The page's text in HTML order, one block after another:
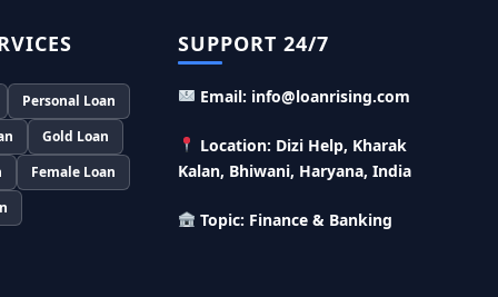
लाख का लोन, केवल 8% देना होगा ब्याज
Murgi Palan Loan Yojana: मुर्गी पालन करने के
लिए ले सकते है पुरे 9 लाख तक का लोन, मिलती है तगड़ी
सब्सिडी
PM Dhan Dhanya Kirshi Loan Scheme: अब
5 लाख तक लोन, सिर्फ 4% लगेगा ब्याज
Personal Loan
Gold Loan
Female Loan
SUPPORT 24/7
Email: info@loanrising.com
Location: Dizi Help, Kharak
Kalan, Bhiwani, Haryana, India
Topic: Finance & Banking